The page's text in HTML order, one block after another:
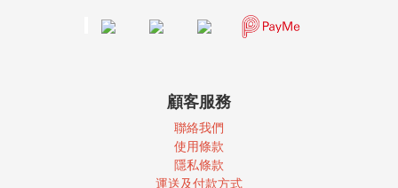
顧客服務
聯絡我們
使用條款
隱私條款
運送及付款方式